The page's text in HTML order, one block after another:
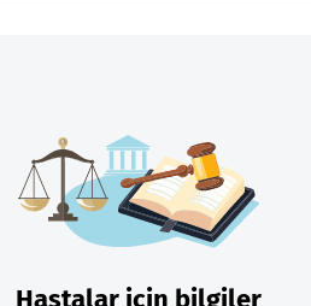
Hastalar için bilgiler